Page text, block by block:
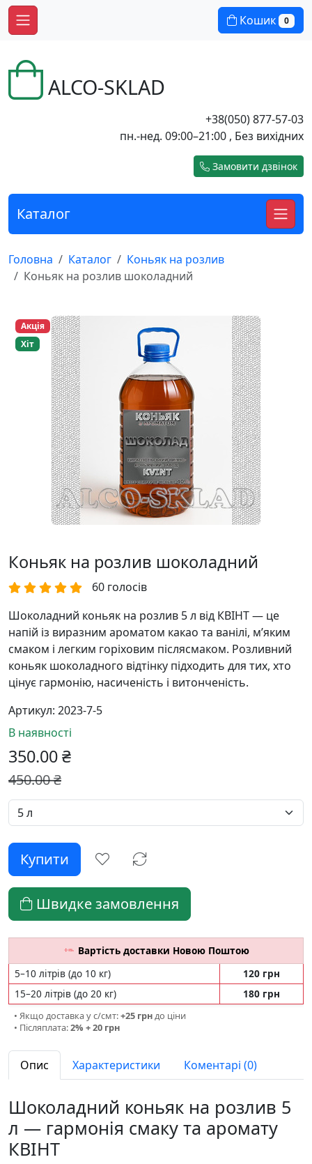
Кошик 0
ALCO-SKLAD
+38(050) 877-57-03
пн.-нед. 09:00–21:00 , Без вихідних
Замовити дзвінок
Каталог
Головна Каталог
Коньяк на розлив
Коньяк на розлив шоколадний
Акція
Хіт
Коньяк на розлив шоколадний
60 голосів
Шоколадний коньяк на розлив 5 л від КВІНТ — це
напій із виразним ароматом какао та ванілі, м’яким
смаком і легким горіховим післясмаком. Розливний
коньяк шоколадного відтінку підходить для тих, хто
цінує гармонію, насиченість і витонченість.
Артикул: 2023-7-5
В наявності
350.00₴
450.00₴
Швидке замовлення
Вартість доставки Новою Поштою
5–10 літрів (до 10 кг)
120 грн
15–20 літрів (до 20 кг)
180 грн
• Якщо доставка у с/смт:+25 грн до ціни
• Післяплата:2% + 20 грн
Опис Характеристики Коментарі (0)
Шоколадний коньяк на розлив 5
л — гармонія смаку та аромату
КВІНТ